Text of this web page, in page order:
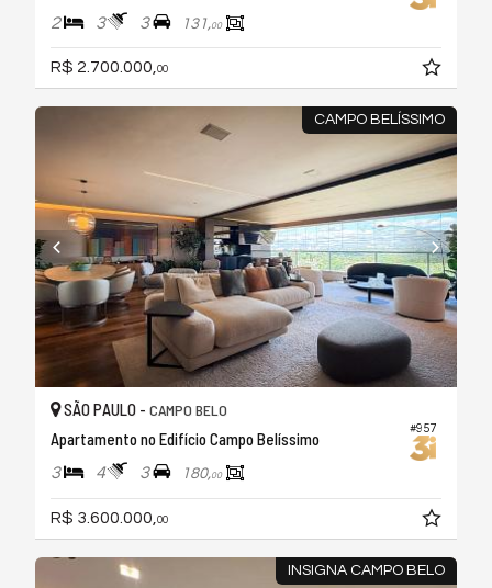
2 3 3 131,00
R$ 2.700.000,00
CAMPO BELÍSSIMO
#957
SÃO PAULO - CAMPO BELO
Apartamento no Edifício Campo Belíssimo
3 4 3 180,00
R$ 3.600.000, 00
INSIGNA CAMPO BELO